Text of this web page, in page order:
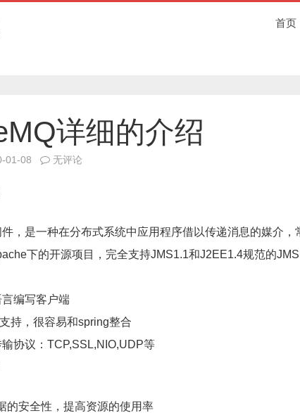
首页
详细的介绍
01-08
ActiveMQ
无评论
，是一种在分布式系统中应用程序借以传递消息的媒介，
下的开源项目，完全支持JMS1.1和J2EE1.4规范的JMS
编写客户端
持，很容易和spring整合
协议：TCP,SSL,NIO,UDP等
的安全性，提高资源的使用率